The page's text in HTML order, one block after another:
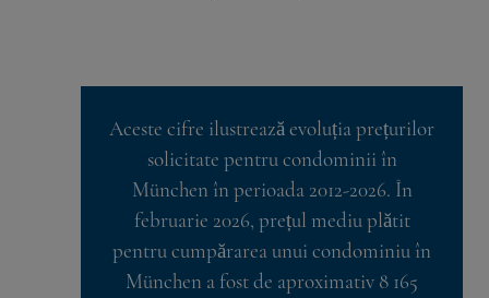
Aceste cifre ilustrează evoluția prețurilor
solicitate pentru condominii în
München în perioada 2012-2026. În
februarie 2026, prețul mediu plătit
pentru cumpărarea unui condominiu în
München a fost de aproximativ 8 165